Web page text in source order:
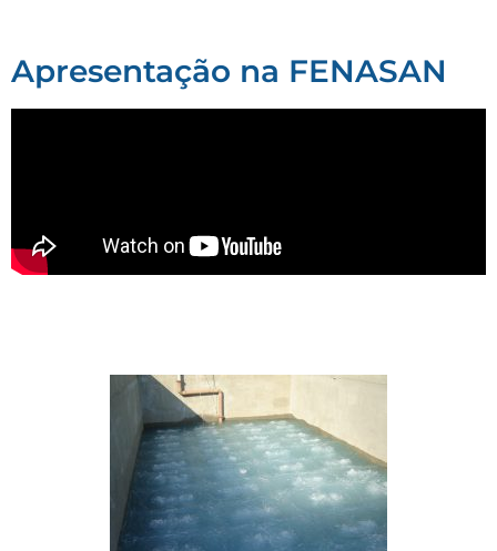
Apresentação na FENASAN